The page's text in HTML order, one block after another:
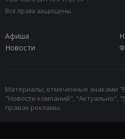
Все права защищены.
Афиша
Новости
Материалы, отмеченные знаками
"Новости компаний", "Актуально",
правах рекламы.